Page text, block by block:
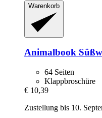
Warenkorb
Animalbook
64 Seiten
Klappbroschüre
€ 10,39
Zustellung bis 10.